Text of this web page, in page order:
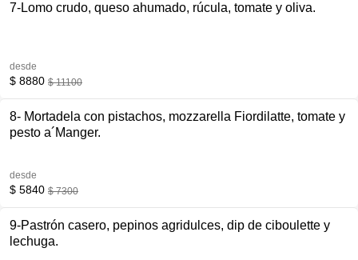
7-Lomo crudo, queso ahumado, rúcula, tomate y oliva.
desde
$ 8880 $ 11100
8- Mortadela con pistachos, mozzarella Fiordilatte, tomate y
pesto a´Manger.
desde
$ 5840 $ 7300
9-Pastrón casero, pepinos agridulces, dip de ciboulette y
lechuga.